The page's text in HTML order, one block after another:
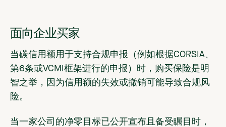
面向企业买家
当碳信用额用于支持合规申报（例如根据CORSIA、
第6条或VCMI框架进行的申报）时，购买保险是明
智之举，因为信用额的失效或撤销可能导致合规风
险。
当一家公司的净零目标已公开宣布且备受瞩目时，